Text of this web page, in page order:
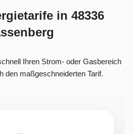
in 48336
Ihren Strom- oder Gasbereich
den maßgeschneiderten Tarif.